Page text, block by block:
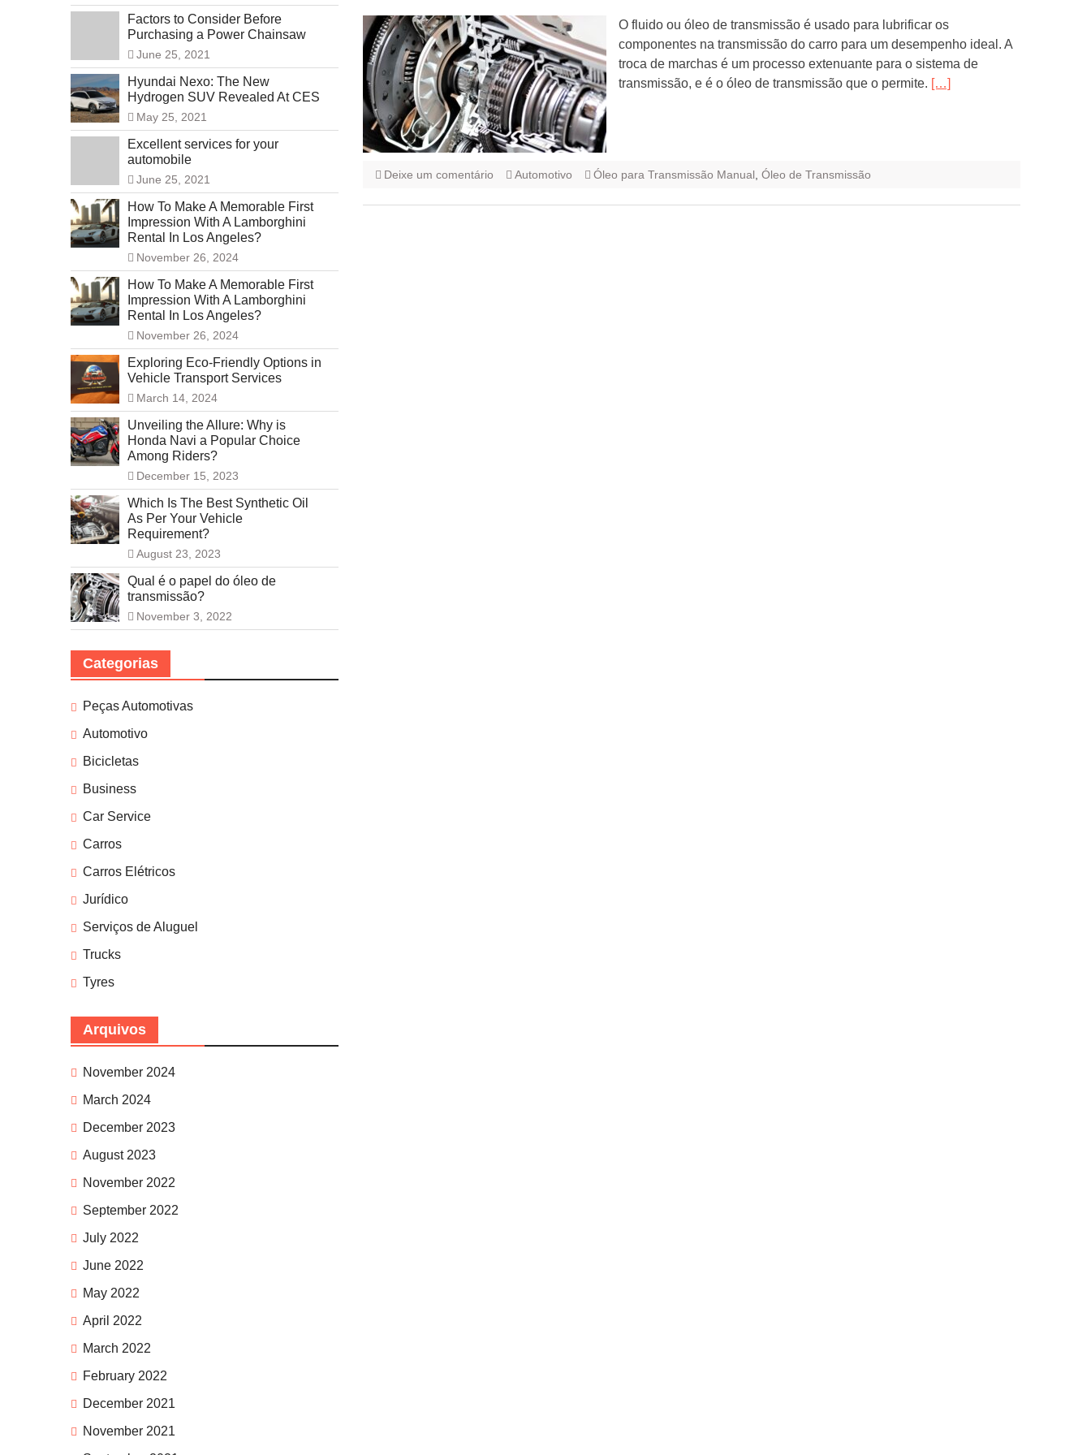
O fluido ou óleo de transmissão é usado para lubrificar os
componentes na transmissão do carro para um desempenho ideal. A
troca de marchas é um processo extenuante para o sistema de
transmissão, e é o óleo de transmissão que o permite. […]
Deixe um comentário Automotivo Óleo para Transmissão Manual, Óleo de Transmissão
Factors to Consider Before
Purchasing a Power Chainsaw
June 25, 2021
Hyundai Nexo: The New
Hydrogen SUV Revealed At CES
May 25, 2021
Excellent services for your
automobile
June 25, 2021
How To Make A Memorable First
Impression With A Lamborghini
Rental In Los Angeles?
November 26, 2024
How To Make A Memorable First
Impression With A Lamborghini
Rental In Los Angeles?
November 26, 2024
Exploring Eco-Friendly Options in
Vehicle Transport Services
March 14, 2024
Unveiling the Allure: Why is
Honda Navi a Popular Choice
Among Riders?
December 15, 2023
Which Is The Best Synthetic Oil
As Per Your Vehicle
Requirement?
August 23, 2023
Qual é o papel do óleo de
transmissão?
November 3, 2022
Categorias
Peças Automotivas
Automotivo
Bicicletas
Business
Car Service
Carros
Carros Elétricos
Jurídico
Serviços de Aluguel
Trucks
Tyres
Arquivos
November 2024
March 2024
December 2023
August 2023
November 2022
September 2022
July 2022
June 2022
May 2022
April 2022
March 2022
February 2022
December 2021
November 2021